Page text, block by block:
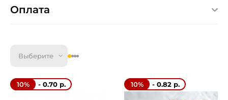
Оплата
Выберите
10% - 0.70 р. 10% - 0.82 р.